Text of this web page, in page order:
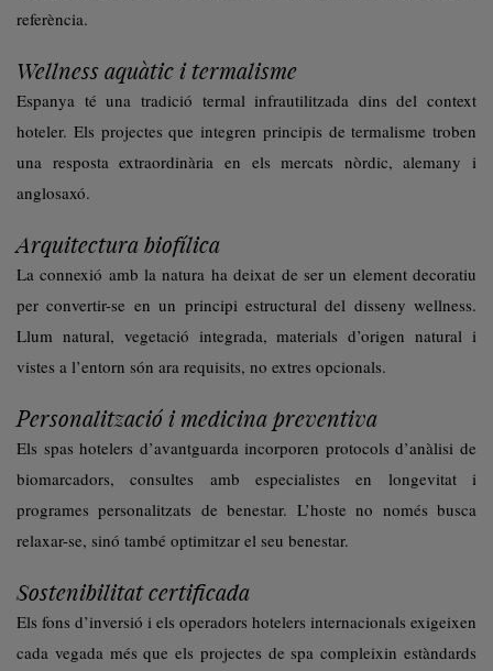
referència.
Wellness aquàtic i termalisme
Espanya té una tradició termal infrautilitzada dins del context
hoteler. Els projectes que integren principis de termalisme troben
una resposta extraordinària en els mercats nòrdic, alemany i
anglosaxó.
Arquitectura biofílica
La connexió amb la natura ha deixat de ser un element decoratiu
per convertir-se en un principi estructural del disseny wellness.
Llum natural, vegetació integrada, materials d’origen natural i
vistes a l’entorn són ara requisits, no extres opcionals.
Personalització i medicina preventiva
Els spas hotelers d’avantguarda incorporen protocols d’anàlisi de
biomarcadors, consultes amb especialistes en longevitat i
programes personalitzats de benestar. L’hoste no només busca
relaxar-se, sinó també optimitzar el seu benestar.
Sostenibilitat certificada
Els fons d’inversió i els operadors hotelers internacionals exigeixen
cada vegada més que els projectes de spa compleixin estàndards